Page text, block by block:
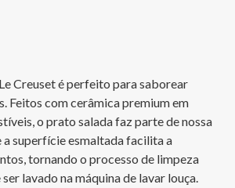
Creuset é perfeito para saborear
Feitos com cerâmica premium em
o prato salada faz parte de nossa
a superfície esmaltada facilita a
tornando o processo de limpeza
lavado na máquina de lavar louça.